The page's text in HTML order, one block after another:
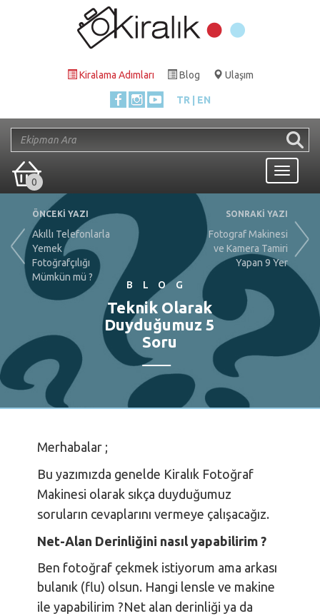
Kiralama Adımları Blog Ulaşım
TR EN
0
Toggle
BLOG
Teknik Olarak
Duyduğumuz 5
Soru
ÖNCEKİ YAZI
Akıllı Telefonlarla
Yemek
Fotoğrafçılığı
Mümkün mü ?
SONRAKİ YAZI
Fotograf Makinesi
ve Kamera Tamiri
Yapan 9 Yer
Merhabalar ;
Bu yazımızda genelde Kiralık Fotoğraf
Makinesi olarak sıkça duyduğumuz
soruların cevaplarını vermeye çalışacağız.
Net-Alan Derinliğini nasıl yapabilirim ?
Ben fotoğraf çekmek istiyorum ama arkası
bulanık (flu) olsun. Hangi lensle ve makine
ile yapabilirim ?Net alan derinliği ya da